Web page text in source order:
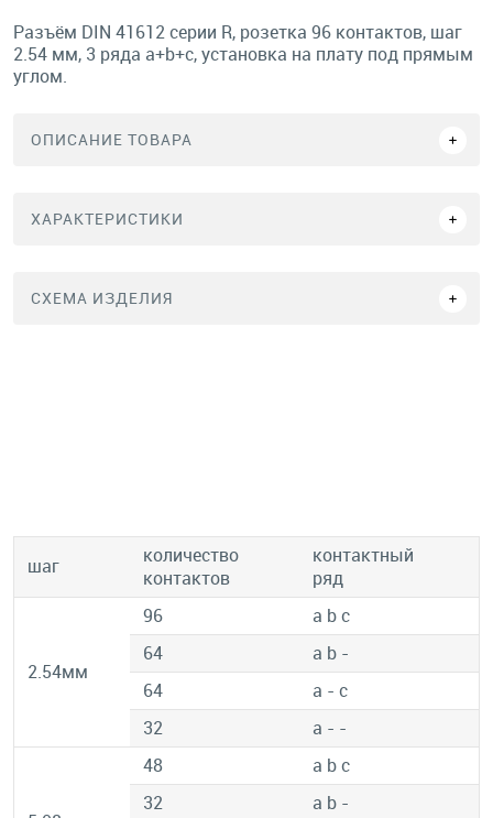
Разъём DIN 41612 серии R, розетка 96 контактов, шаг
2.54 мм, 3 ряда a+b+c, установка на плату под прямым
углом.
ОПИСАНИЕ ТОВАРА
ХАРАКТЕРИСТИКИ
СХЕМА ИЗДЕЛИЯ
шаг
количество
контактов
контактный
ряд
2.54мм
96
a b c
64
a b -
64
a - c
32
a - -
48
a b c
32
a b -